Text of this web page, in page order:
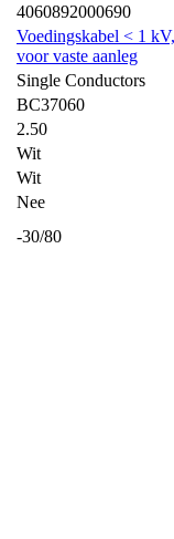
4060892000690
Voedingskabel < 1 kV,
voor vaste aanleg
Single Conductors
BC37060
2.50
Wit
Wit
Nee
-30/80